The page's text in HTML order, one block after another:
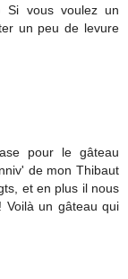
Si vous voulez un
un peu de levure
pour le gâteau
de mon Thibaut
et en plus il nous
Voilà un gâteau qui